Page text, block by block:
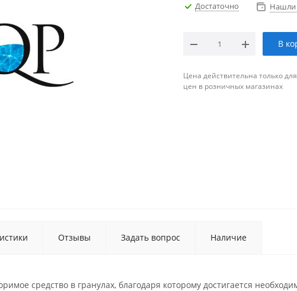
Достаточно Нашли
В
Цена действительна только
цен в розничных магазинах
Отзывы Задать вопрос Наличие
средство в гранулах, благодаря которому достигается